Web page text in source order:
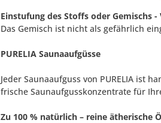
Einstufung des Stoffs oder Gemischs -
Das Gemisch ist nicht als gefährlich
PURELIA Saunaaufgüsse
Jeder Saunaaufguss von PURELIA ist
frische Saunaufgusskonzentrate für
Zu 100 % natürlich – reine ätherische